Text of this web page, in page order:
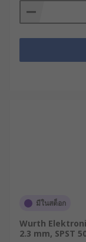
สวิตช์แท็กไทล์มีใ
ก่อนซื้อ PCB
จึงต้องพิจารณาห
ที่ตอบโจทย์การใ
ความทนทา
ความทนทา
แรงกดและ
แรงกดและ
สะดวกสบาย
มีในสต็อก
Wurth
2.3 mm, SPST